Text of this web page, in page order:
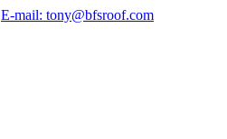
E-mail: tony@bfsroof.com